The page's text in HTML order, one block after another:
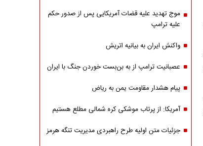
موج تهدید علیه قضات آمریکایی پس از صدور حکم
علیه ترامپ
واکنش ایران به بیانیه اتریش
عصبانیت ترامپ از به بن‌بست خوردن جنگ با ایران
پیام هشدار مقاومت یمن به ریاض
آمریکا: از پرتاب موشکی کره شمالی مطلع هستیم
جزئیات متن اولیه طرح راهبردی مدیریت تنگه هرمز